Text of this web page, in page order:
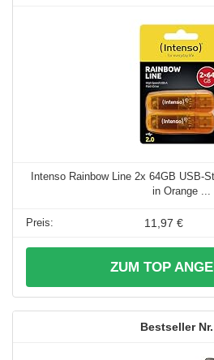
Intenso Rainbow Line 2x 64GB USB-
in Orange ...
11,97 €
ZUM TOP